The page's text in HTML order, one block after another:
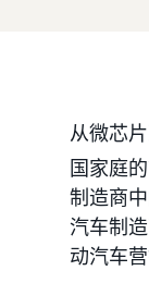
从微芯
国家庭
制造商
汽车制
动汽车